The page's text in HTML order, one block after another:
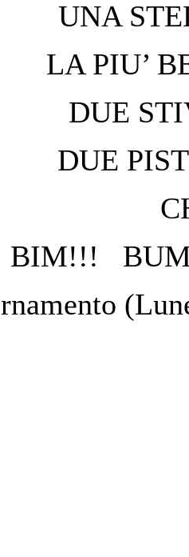
UNA
LA PIU’
DUE
DUE
BIM!!!